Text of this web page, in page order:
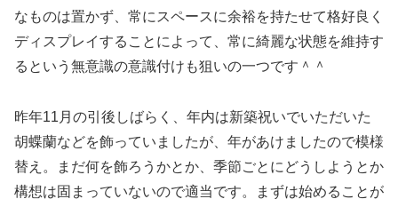
なものは置かず、常にスペースに余裕を持たせて格好良く
ディスプレイすることによって、常に綺麗な状態を維持す
るという無意識の意識付けも狙いの一つです＾＾
昨年11月の引後しばらく、年内は新築祝いでいただいた
胡蝶蘭などを飾っていましたが、年があけましたので模様
替え。まだ何を飾ろうかとか、季節ごとにどうしようとか
構想は固まっていないので適当です。まずは始めることが